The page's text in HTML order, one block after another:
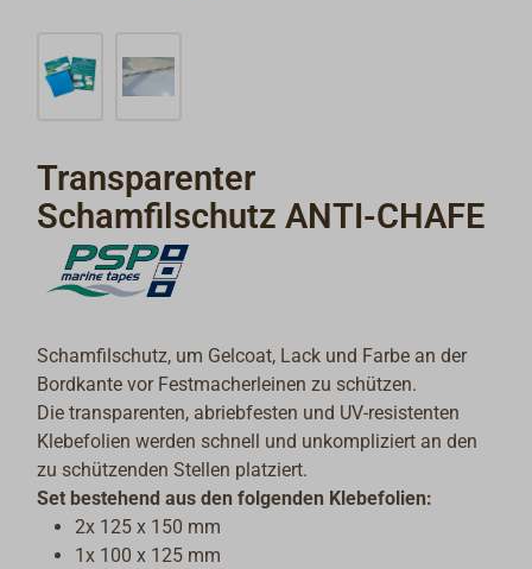
Transparenter
Schamfilschutz ANTI-CHAFE
Schamfilschutz, um Gelcoat, Lack und Farbe an der
Bordkante vor Festmacherleinen zu schützen.
Die transparenten, abriebfesten und UV-resistenten
Klebefolien werden schnell und unkompliziert an den
zu schützenden Stellen platziert.
Set bestehend aus den folgenden Klebefolien:
2x 125 x 150 mm
1x 100 x 125 mm